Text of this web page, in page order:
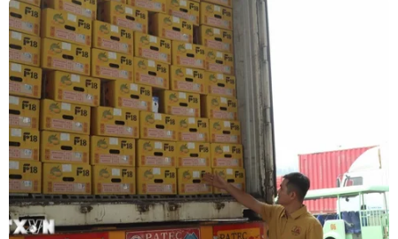
NEC: Đà phục hồi chậm của Trung Quốc
không ảnh hưởng lớn đến kinh tế Mỹ
23/01/2024 07:28